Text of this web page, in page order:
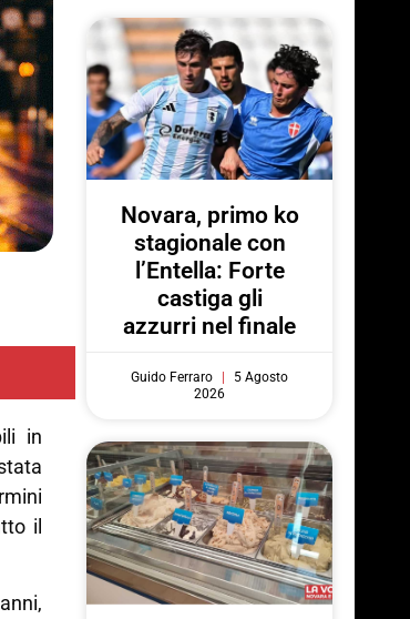
in
il
Novara, primo ko
stagionale con
l’Entella: Forte
castiga gli
azzurri nel finale
Guido Ferraro
5 Agosto
2026